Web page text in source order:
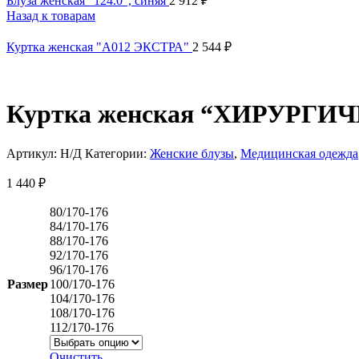
Назад к товарам
Куртка женская "A012 ЭКСТРА" 2 544 ₽
Куртка женская
Артикул: Н/Д Категории: Женские блузы, Медицинская одежда
1 440 ₽
Размер
80/170-176
84/170-176
88/170-176
92/170-176
96/170-176
100/170-176
104/170-176
108/170-176
112/170-176